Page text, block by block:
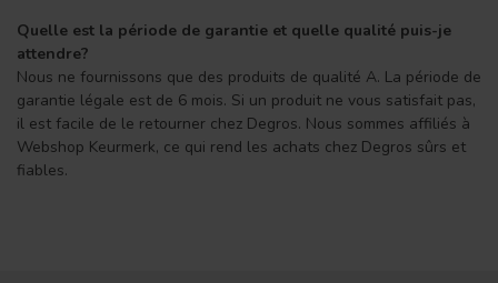
Quelle est la période de garantie et quelle qualité puis-je
attendre?
Nous ne fournissons que des produits de qualité A. La période de
garantie légale est de 6 mois. Si un produit ne vous satisfait pas,
il est facile de le retourner chez Degros. Nous sommes affiliés à
Webshop Keurmerk, ce qui rend les achats chez Degros sûrs et
fiables.